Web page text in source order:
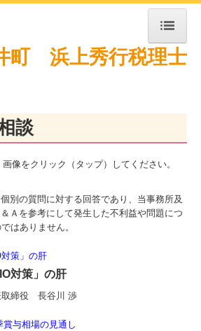
談
像をクリック（タップ）してください。
別の質問に対する回答であり、当事務所及
Ａを参考にして発生した不利益や問題につ
はありません。
対策」の肝
取締役 長谷川 渉